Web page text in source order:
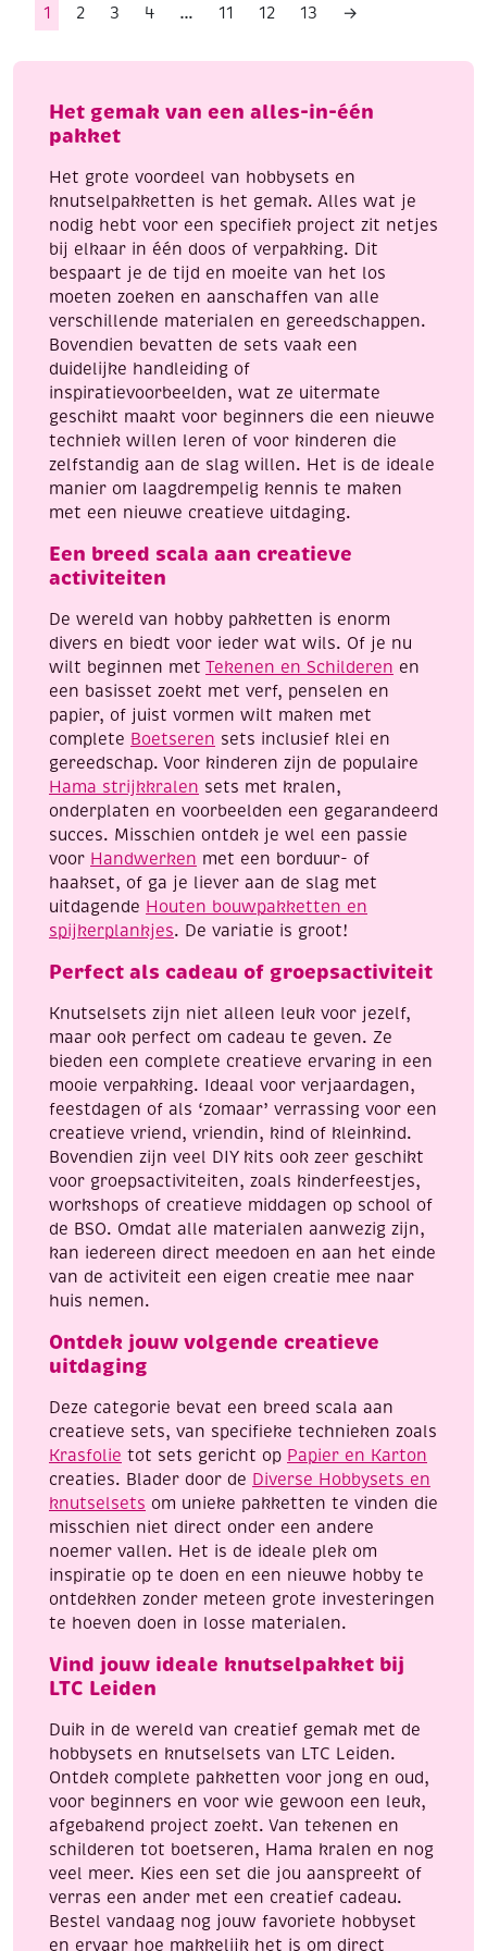
1 2 3 4 … 11 12 13 →
Het gemak van een alles-in-één
pakket
Het grote voordeel van hobbysets en
knutselpakketten is het gemak. Alles wat je
nodig hebt voor een specifiek project zit netjes
bij elkaar in één doos of verpakking. Dit
bespaart je de tijd en moeite van het los
moeten zoeken en aanschaffen van alle
verschillende materialen en gereedschappen.
Bovendien bevatten de sets vaak een
duidelijke handleiding of
inspiratievoorbeelden, wat ze uitermate
geschikt maakt voor beginners die een nieuwe
techniek willen leren of voor kinderen die
zelfstandig aan de slag willen. Het is de ideale
manier om laagdrempelig kennis te maken
met een nieuwe creatieve uitdaging.
Een breed scala aan creatieve
activiteiten
De wereld van hobby pakketten is enorm
divers en biedt voor ieder wat wils. Of je nu
wilt beginnen met Tekenen en Schilderen en
een basisset zoekt met verf, penselen en
papier, of juist vormen wilt maken met
complete Boetseren sets inclusief klei en
gereedschap. Voor kinderen zijn de populaire
Hama strijkkralen sets met kralen,
onderplaten en voorbeelden een gegarandeerd
succes. Misschien ontdek je wel een passie
voor Handwerken met een borduur- of
haakset, of ga je liever aan de slag met
uitdagende Houten bouwpakketten en
spijkerplankjes. De variatie is groot!
Perfect als cadeau of groepsactiviteit
Knutselsets zijn niet alleen leuk voor jezelf,
maar ook perfect om cadeau te geven. Ze
bieden een complete creatieve ervaring in een
mooie verpakking. Ideaal voor verjaardagen,
feestdagen of als ‘zomaar’ verrassing voor een
creatieve vriend, vriendin, kind of kleinkind.
Bovendien zijn veel DIY kits ook zeer geschikt
voor groepsactiviteiten, zoals kinderfeestjes,
workshops of creatieve middagen op school of
de BSO. Omdat alle materialen aanwezig zijn,
kan iedereen direct meedoen en aan het einde
van de activiteit een eigen creatie mee naar
huis nemen.
Ontdek jouw volgende creatieve
uitdaging
Deze categorie bevat een breed scala aan
creatieve sets, van specifieke technieken zoals
Krasfolie tot sets gericht op Papier en Karton
creaties. Blader door de Diverse Hobbysets en
knutselsets om unieke pakketten te vinden die
misschien niet direct onder een andere
noemer vallen. Het is de ideale plek om
inspiratie op te doen en een nieuwe hobby te
ontdekken zonder meteen grote investeringen
te hoeven doen in losse materialen.
Vind jouw ideale knutselpakket bij
LTC Leiden
Duik in de wereld van creatief gemak met de
hobbysets en knutselsets van LTC Leiden.
Ontdek complete pakketten voor jong en oud,
voor beginners en voor wie gewoon een leuk,
afgebakend project zoekt. Van tekenen en
schilderen tot boetseren, Hama kralen en nog
veel meer. Kies een set die jou aanspreekt of
verras een ander met een creatief cadeau.
Bestel vandaag nog jouw favoriete hobbyset
en ervaar hoe makkelijk het is om direct